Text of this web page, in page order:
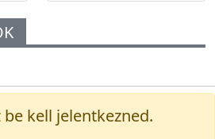
be kell jelentkezned.